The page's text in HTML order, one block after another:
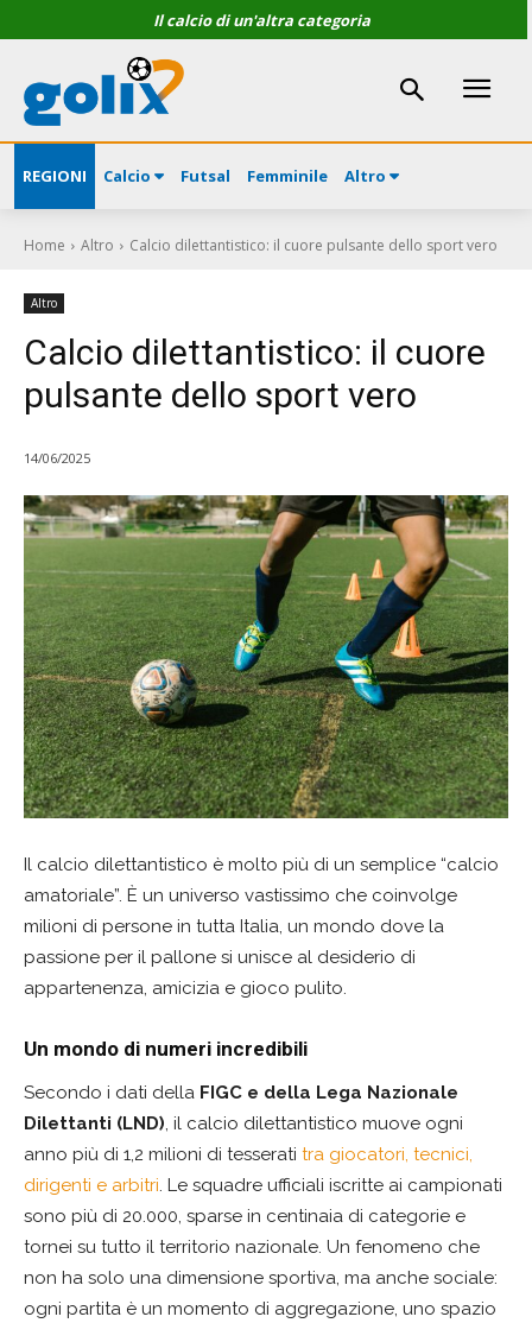
Il calcio di un'altra categoria
REGIONI Calcio Futsal Femminile Altro
Home Altro Calcio dilettantistico: il cuore pulsante dello sport vero
Altro
Calcio dilettantistico: il cuore
pulsante dello sport vero
14/06/2025
Il calcio dilettantistico è molto più di un semplice “calcio
amatoriale”. È un universo vastissimo che coinvolge
milioni di persone in tutta Italia, un mondo dove la
passione per il pallone si unisce al desiderio di
appartenenza, amicizia e gioco pulito.
Un mondo di numeri incredibili
Secondo i dati della FIGC e della Lega Nazionale
Dilettanti (LND), il calcio dilettantistico muove ogni
anno più di 1,2 milioni di tesserati tra giocatori, tecnici,
dirigenti e arbitri. Le squadre ufficiali iscritte ai campionati
sono più di 20.000, sparse in centinaia di categorie e
tornei su tutto il territorio nazionale. Un fenomeno che
non ha solo una dimensione sportiva, ma anche sociale:
ogni partita è un momento di aggregazione, uno spazio